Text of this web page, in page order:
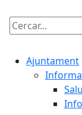
Cercar:
Ajuntament